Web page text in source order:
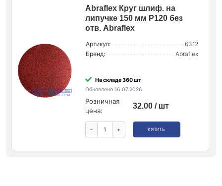
Abraflex Круг шлиф. на
липучке 150 мм P120 без
отв. Abraflex
Артикул:
6312
Бренд:
Abraflex
На складе 360 шт
Обновлено 16.07.2026
Розничная
цена:
32.00 / шт
- + КУПИТЬ